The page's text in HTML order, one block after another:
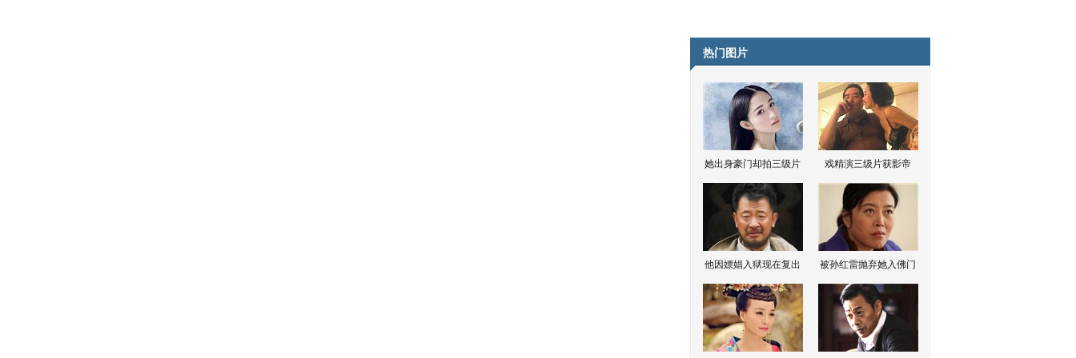
热门图片
她出身豪门却拍三级片 戏精演三级片获影帝
他因嫖娼入狱现在复出 被孙红雷抛弃她入佛门